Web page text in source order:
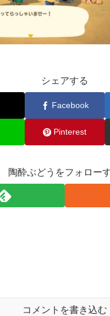
シェアする
Facebook
Pinterest
陶酔ぶどうをフォロー
コメントを書き込む